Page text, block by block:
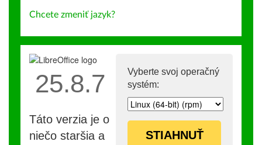
Chcete zmeniť jazyk?
Vyberte svoj operačný
systém:
STIAHNUŤ
25.8.7
Táto verzia je o
niečo staršia a